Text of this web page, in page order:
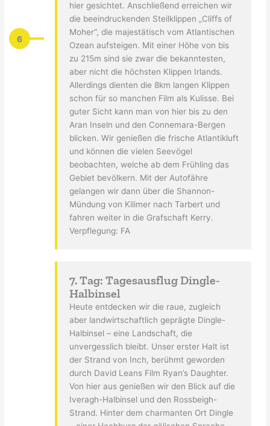
6
hier gesichtet. Anschließend erreichen wir
die beeindruckenden Steilklippen „Cliffs of
Moher“, die majestätisch vom Atlantischen
Ozean aufsteigen. Mit einer Höhe von bis
zu 215m sind sie zwar die bekanntesten,
aber nicht die höchsten Klippen Irlands.
Allerdings dienten die 8km langen Klippen
schon für so manchen Film als Kulisse. Bei
guter Sicht kann man von hier bis zu den
Aran Inseln und den Connemara-Bergen
blicken. Wir genießen die frische Atlantikluft
und können die vielen Seevögel
beobachten, welche ab dem Frühling das
Gebiet bevölkern. Mit der Autofähre
gelangen wir dann über die Shannon-
Mündung von Kilimer nach Tarbert und
fahren weiter in die Grafschaft Kerry.
Verpflegung: FA
7. Tag: Tagesausflug Dingle-
Halbinsel
Heute entdecken wir die raue, zugleich
aber landwirtschaftlich geprägte Dingle-
Halbinsel – eine Landschaft, die
unvergesslich bleibt. Unser erster Halt ist
der Strand von Inch, berühmt geworden
durch David Leans Film Ryan’s Daughter.
Von hier aus genießen wir den Blick auf die
Iveragh-Halbinsel und den Rossbeigh-
Strand. Hinter dem charmanten Ort Dingle